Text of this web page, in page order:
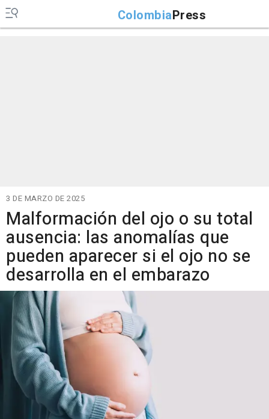
ColombiaPress
3 DE MARZO DE 2025
Malformación del ojo o su total
ausencia: las anomalías que
pueden aparecer si el ojo no se
desarrolla en el embarazo